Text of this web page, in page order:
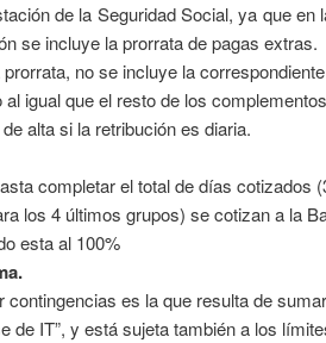
de la Seguridad Social, ya que
se incluye la prorrata de pagas extras.
no se incluye la
igual que el resto de los
alta si la retribución es diaria.
completar el total de días cotizados
los 4 últimos grupos) se cotizan a la
esta al 100%
es la que resulta de
de IT”, y está sujeta también a los